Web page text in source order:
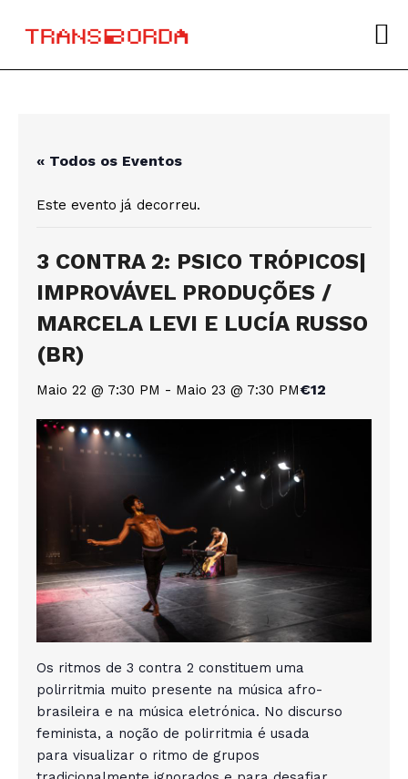
Sobre
Programação
Info
Contactos
« Todos os Eventos
Este evento já decorreu.
3 CONTRA 2: PSICO TRÓPICOS|
IMPROVÁVEL PRODUÇÕES /
MARCELA LEVI E LUCÍA RUSSO
(BR)
Maio 22 @ 7:30 PM - Maio 23 @ 7:30 PM€12
Os ritmos de 3 contra 2 constituem uma
polirritmia muito presente na música afro-
brasileira e na música eletrónica. No discurso
feminista, a noção de polirritmia é usada
para visualizar o ritmo de grupos